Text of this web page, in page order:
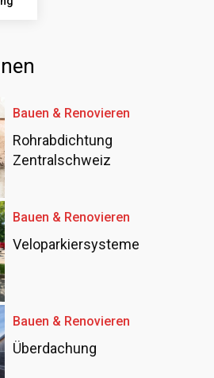
Bauen & Renovieren
Rohrabdichtung
Zentralschweiz
Bauen & Renovieren
Veloparkiersysteme
Bauen & Renovieren
Überdachung